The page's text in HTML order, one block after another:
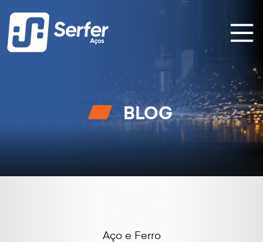
BLOG
Aço e Ferro